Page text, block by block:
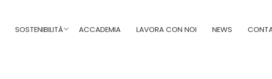
SOSTENIBILITÀ ACCADEMIA LAVORA CON NOI NEWS